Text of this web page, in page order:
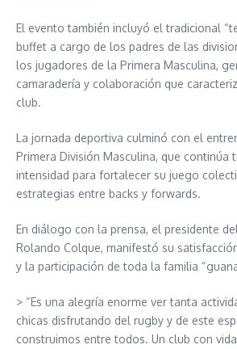
El evento también incluyó el tradicional
buffet a cargo de los padres de las
los jugadores de la Primera Masculina,
camaradería y colaboración que
club.
La jornada deportiva culminó con el
Primera División Masculina, que continúa
intensidad para fortalecer su juego
estrategias entre backs y forwards.
En diálogo con la prensa, el presidente
Rolando Colque, manifestó su
y la participación de toda la familia
> “Es una alegría enorme ver tanta
chicas disfrutando del rugby y de este
construimos entre todos. Un club con